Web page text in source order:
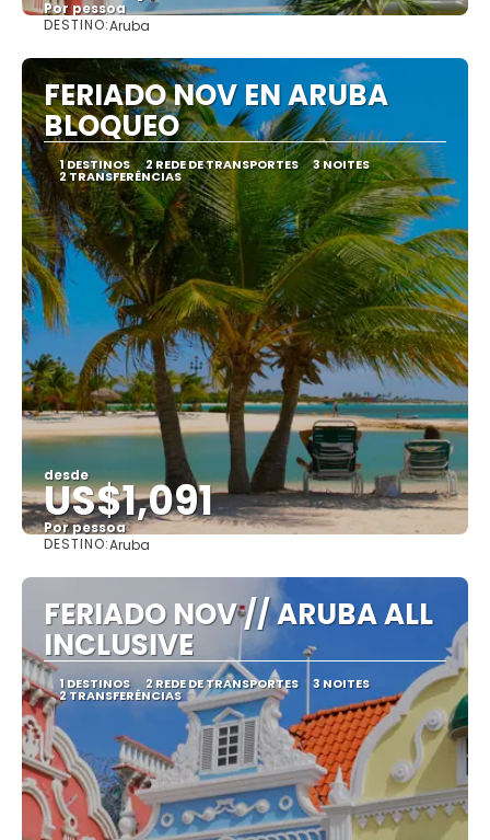
Por pessoa
DESTINO:Aruba
FERIADO NOV EN ARUBA
BLOQUEO
1 DESTINOS 2 REDE DE TRANSPORTES 3 NOITES
2 TRANSFERÊNCIAS
desde
US$1,091
Por pessoa
DESTINO:Aruba
FERIADO NOV // ARUBA ALL
INCLUSIVE
1 DESTINOS 2 REDE DE TRANSPORTES 3 NOITES
2 TRANSFERÊNCIAS